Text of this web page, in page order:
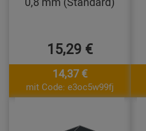
15,29 €
14,37 €
mit Code: e3oc5w99fj